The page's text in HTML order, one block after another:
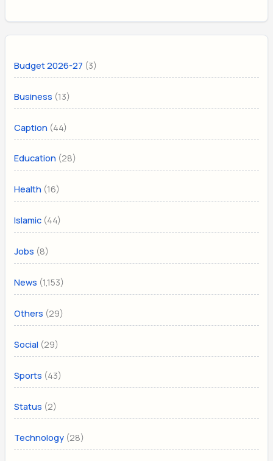
Budget 2026-27 (3)
Business (13)
Caption (44)
Education (28)
Health (16)
Islamic (44)
Jobs (8)
News (1,153)
Others (29)
Social (29)
Sports (43)
Status (2)
Technology (28)